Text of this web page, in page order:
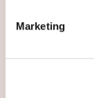
Marketing
kwartaal